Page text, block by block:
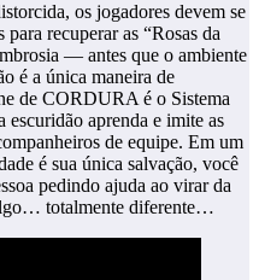
os jogadores devem se
recuperar as “Rosas da
— antes que o ambiente
é a única maneira de
de CORDURA é o Sistema
aprenda e imite as
de equipe. Em um
é sua única salvação, você
pedindo ajuda ao virar da
totalmente diferente…